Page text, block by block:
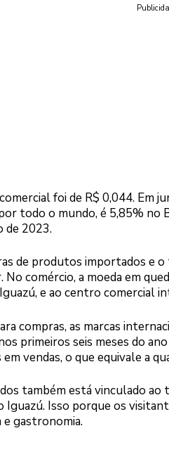
foi de R$ 0,044. Em
todo o mundo, é 5,85%
de 2023.
de produtos importados e
No comércio, a moeda em
e ao centro comercial
compras, as marcas
primeiros seis meses do
vendas, o que equivale a
também está vinculado ao
Iguazú. Isso porque os
gastronomia.